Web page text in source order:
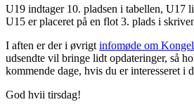
U19 indtager 10. pladsen i tabellen, U17
U15 er placeret på en flot 3. plads i
I aften er der i øvrigt infomøde om
udsendte vil bringe lidt opdateringer, så
kommende dage, hvis du er interesseret i
God hvii tirsdag!